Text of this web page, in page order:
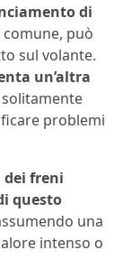
di
può
sul volante.
un’altra
solitamente
problemi
dei freni
questo
una
intenso o